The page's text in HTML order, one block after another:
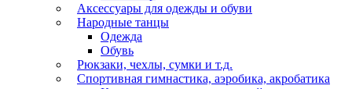
Аксессуары для одежды и обуви
Народные танцы
Одежда
Обувь
Рюкзаки, чехлы, сумки и т.д.
Спортивная гимнастика, аэробика, акробатика